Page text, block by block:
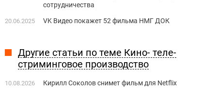
сотрудничества
20.06.2025 VK Видео покажет 52 фильма НМГ ДОК
Другие статьи по теме Кино- теле-
стриминговое производство
10.08.2026 Кирилл Соколов снимет фильм для Netflix